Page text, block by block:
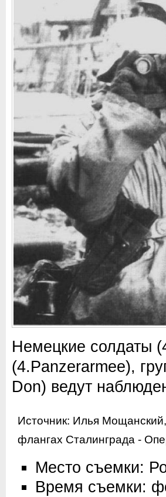
Немецкие солдаты
(4.Panzerarmee),
Don) ведут
Источник: Илья
флангах Сталинграда -
Место съемки:
Время съемки: